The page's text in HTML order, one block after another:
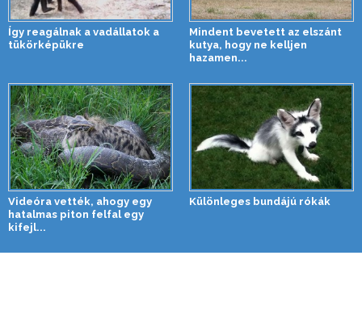
Így reagálnak a vadállatok a
tükörképükre
Mindent bevetett az elszánt
kutya, hogy ne kelljen
hazamen...
Videóra vették, ahogy egy
hatalmas piton felfal egy
kifejl...
Különleges bundájú rókák